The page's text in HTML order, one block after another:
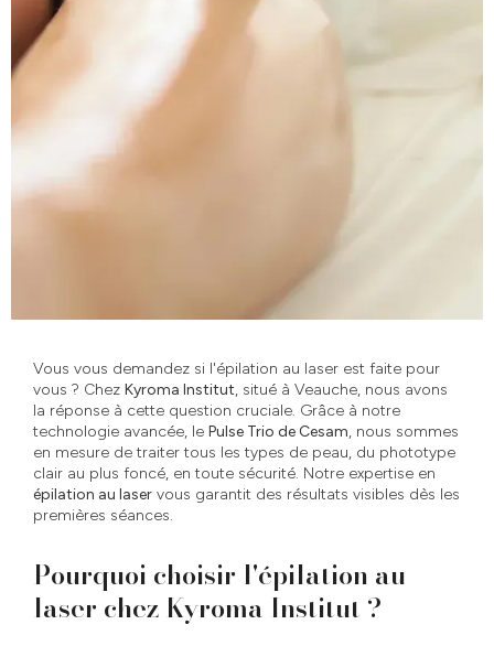
Vous vous demandez si l'épilation au laser est faite pour
vous ? Chez Kyroma Institut, situé à Veauche, nous avons
la réponse à cette question cruciale. Grâce à notre
technologie avancée, le Pulse Trio de Cesam, nous sommes
en mesure de traiter tous les types de peau, du phototype
clair au plus foncé, en toute sécurité. Notre expertise en
épilation au laser vous garantit des résultats visibles dès les
premières séances.
Pourquoi choisir l'épilation au
laser chez Kyroma Institut ?